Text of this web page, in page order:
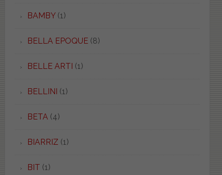
BAMBY(1)
BELLA EPOQUE(8)
BELLE ARTI (1)
BELLINI (1)
BETA(4)
BIARRIZ (1)
BIT (1)